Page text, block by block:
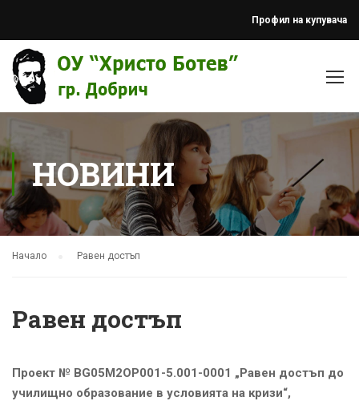
Профил на купувача
НОВИНИ
Начало Равен достъп
Равен достъп
Проект № BG05M2OP001-5.001-0001 „Равен достъп до
училищно образование в условията на кризи“,